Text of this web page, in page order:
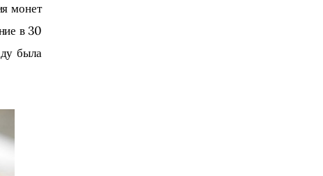
монет
в 30
была